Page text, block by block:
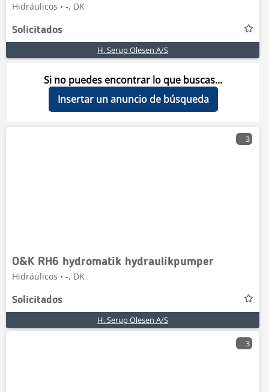
Hidráulicos • -, DK
Solicitados
H. Serup Olesen A/S
Si no puedes encontrar lo que buscas...
Insertar un anuncio de búsqueda
3
O&K RH6 hydromatik hydraulikpumper
Hidráulicos • -, DK
Solicitados
H. Serup Olesen A/S
3